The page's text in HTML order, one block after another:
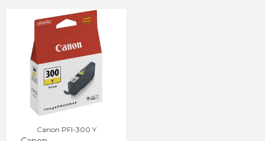
Canon PFI-300 Y